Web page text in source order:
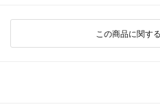
この商品に関す